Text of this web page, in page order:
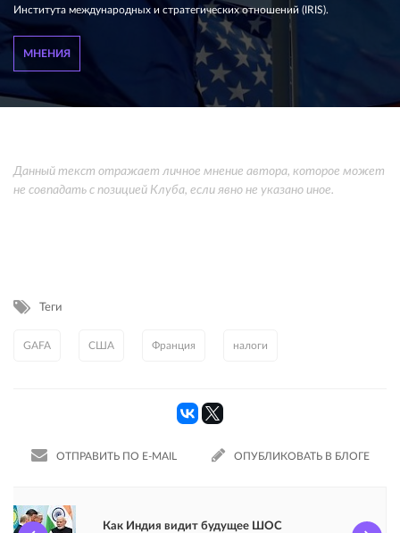
Института международных и стратегических отношений (IRIS).
МНЕНИЯ
Данный текст отражает личное мнение автора, которое может
не совпадать с позицией Клуба, если явно не указано иное.
Теги
GAFA США Франция налоги
ОТПРАВИТЬ ПО E-MAIL ОПУБЛИКОВАТЬ В БЛОГЕ
Как Индия видит будущее ШОС